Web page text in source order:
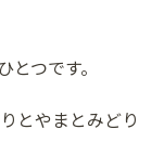
つです。
とやまとみどり